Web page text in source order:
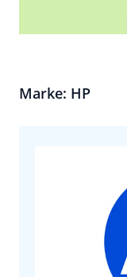
Marke: HP